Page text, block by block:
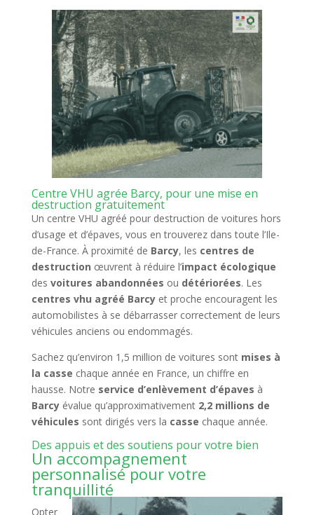
Centre VHU agrée Barcy, pour une mise en
destruction gratuitement
Un centre VHU agréé pour destruction de voitures hors
d’usage et d’épaves, vous en trouverez dans toute l’Ile-
de-France. À proximité de Barcy, les centres de
destruction œuvrent à réduire l’impact écologique
des voitures abandonnées ou détériorées. Les
centres vhu agréé Barcyet proche encouragent les
automobilistes à se débarrasser correctement de leurs
véhicules anciens ou endommagés.
Sachez qu’environ 1,5 million de voitures sont mises à
la casse chaque année en France, un chiffre en
hausse. Notre service d’enlèvement d’épaves à
Barcyévalue qu’approximativement 2,2 millions de
véhicules sont dirigés vers la casse chaque année.
Des appuis et des soutiens pour votre bien
Un accompagnement
personnalisé pour votre
tranquillité
Opter